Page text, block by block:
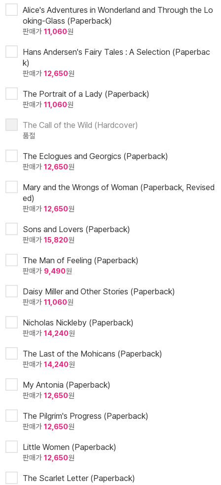
Alice's Adventures in Wonderland and Through the Lo
oking-Glass (Paperback)
판매가 11,060원
Hans Andersen's Fairy Tales : A Selection (Paperbac
k)
판매가 12,650원
The Portrait of a Lady (Paperback)
판매가 11,060원
The Call of the Wild (Hardcover)
품절
The Eclogues and Georgics (Paperback)
판매가 12,650원
Mary and the Wrongs of Woman (Paperback, Revised
ed)
판매가 12,650원
Sons and Lovers (Paperback)
판매가 15,820원
The Man of Feeling (Paperback)
판매가 9,490원
Daisy Miller and Other Stories (Paperback)
판매가 11,060원
Nicholas Nickleby (Paperback)
판매가 14,240원
The Last of the Mohicans (Paperback)
판매가 14,240원
My Antonia (Paperback)
판매가 12,650원
The Pilgrim's Progress (Paperback)
판매가 12,650원
Little Women (Paperback)
판매가 12,650원
The Scarlet Letter (Paperback)